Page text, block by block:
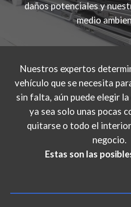
daños potenciales y
medio
Nuestros expertos
vehículo que se necesita
sin falta, aún puede elegir
ya sea solo unas pocas
quitarse o todo el
negocio.
Estas son las